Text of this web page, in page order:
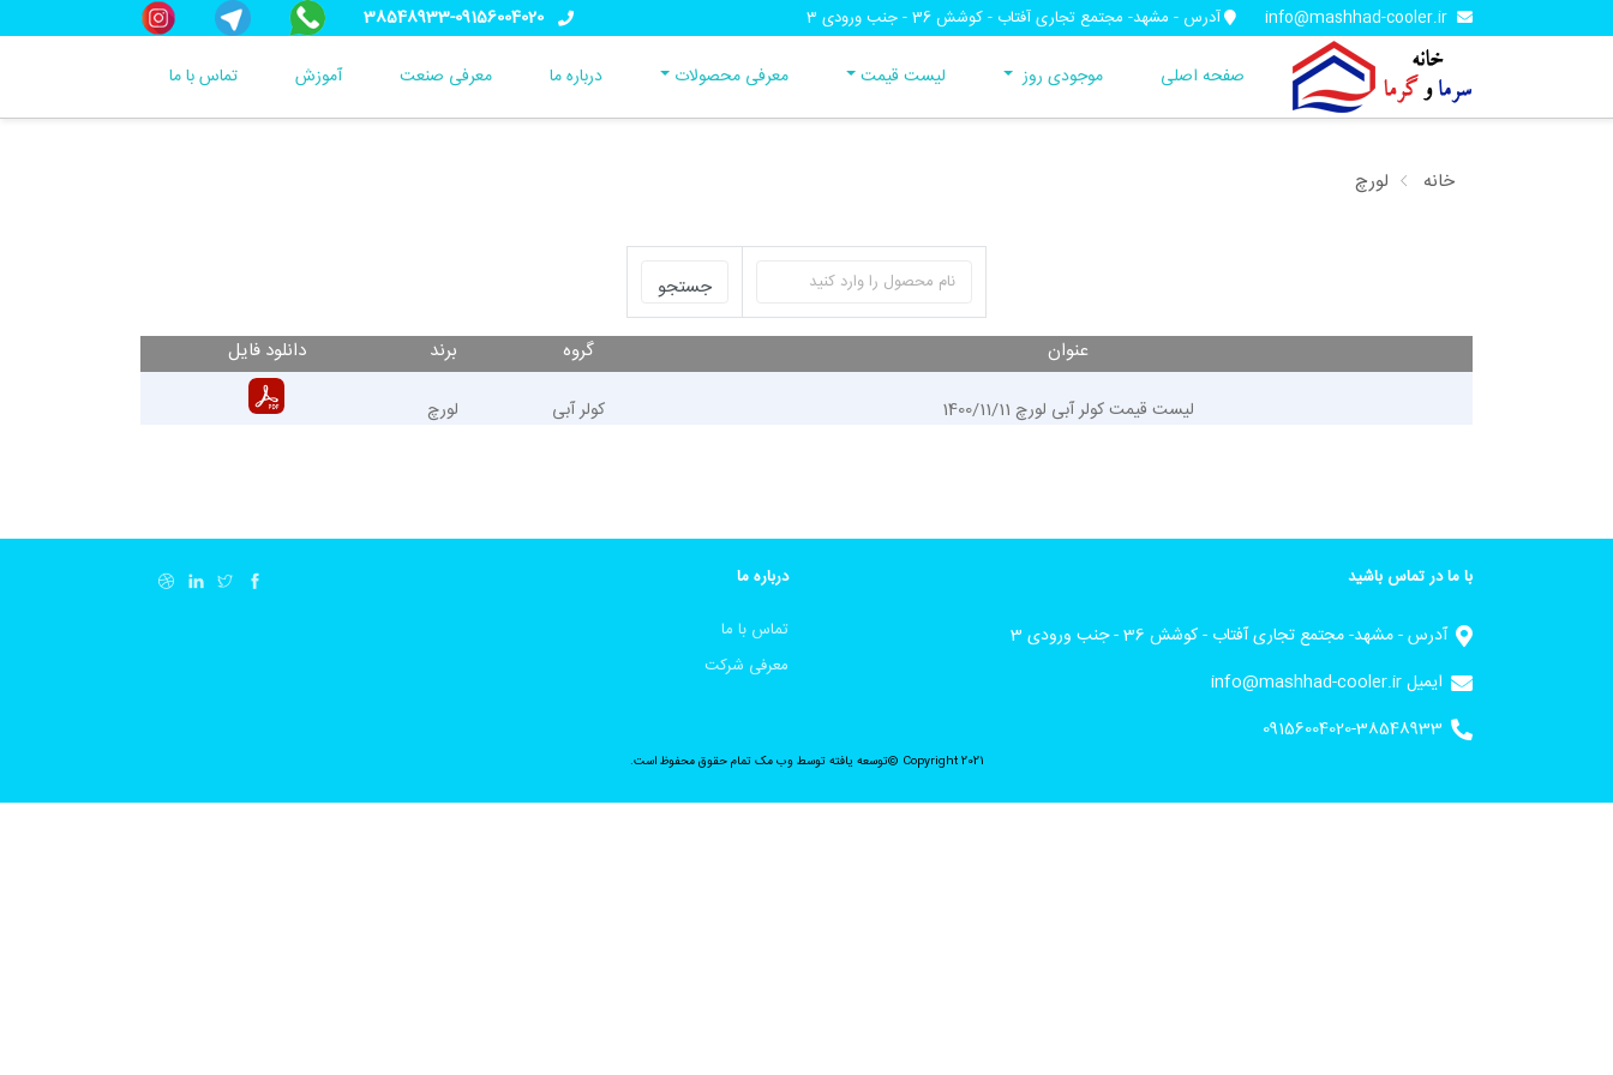
info@mashhad-cooler.ir آدرس - مشهد- مجتمع تجاری آفتاب - کوشش 36 - جنب ورودی 3 38548933-09156004020
صفحه اصلی موجودی روز لیست قیمت معرفی محصولات درباره ما معرفی صنعت آموزش تماس با ما
خانه لورچ
عنوان گروه برند دانلود فایل
لیست قیمت کولر آبی لورچ 1400/11/11 کولر آبی لورچ
با ما در تماس باشید
آدرس - مشهد- مجتمع تجاری آفتاب - کوشش 36 - جنب ورودی 3
ایمیل info@mashhad-cooler.ir
09156004020-38548933
درباره ما
تماس با ما
معرفی شرکت
Copyright 2021 ©توسعه یافته توسط وب مکتمام حقوق محفوظ است.